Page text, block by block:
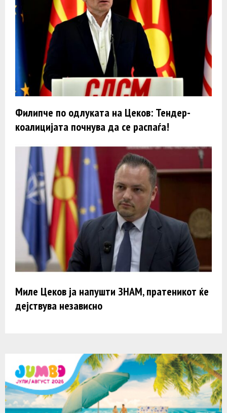
Филипче по одлуката на Цеков: Тендер-
коалицијата почнува да се распаѓа!
Миле Цеков ја напушти ЗНАМ, пратеникот ќе
дејствува независно